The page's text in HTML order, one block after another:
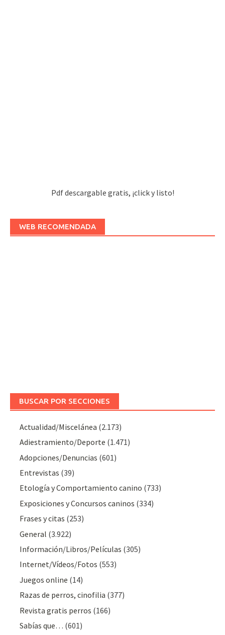
Pdf descargable gratis, ¡click y listo!
WEB RECOMENDADA
BUSCAR POR SECCIONES
Actualidad/Miscelánea (2.173)
Adiestramiento/Deporte (1.471)
Adopciones/Denuncias (601)
Entrevistas (39)
Etología y Comportamiento canino (733)
Exposiciones y Concursos caninos (334)
Frases y citas (253)
General (3.922)
Información/Libros/Películas (305)
Internet/Vídeos/Fotos (553)
Juegos online (14)
Razas de perros, cinofilia (377)
Revista gratis perros (166)
Sabías que… (601)